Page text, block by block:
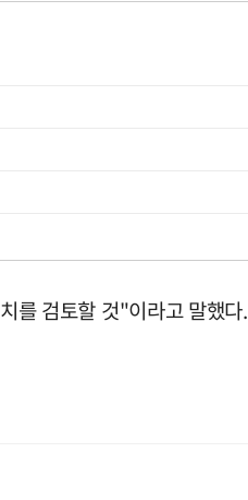
를 검토할 것"이라고 말했다.